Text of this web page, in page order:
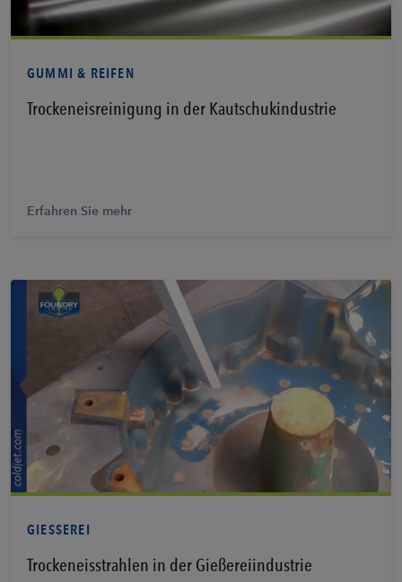
GUMMI & REIFEN
Trockeneisreinigung in der Kautschukindustrie
Erfahren Sie mehr
Erfahren Sie mehr
GIESSEREI
Trockeneisstrahlen in der Gießereiindustrie
Erfahren Sie mehr